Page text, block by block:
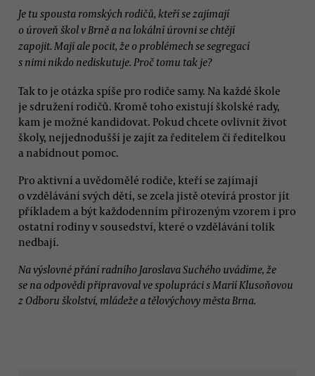
Je tu spousta romských rodičů, kteří se zajímají
o úroveň škol v Brně a na lokální úrovni se chtějí
zapojit. Mají ale pocit, že o problémech se segregací
s nimi nikdo nediskutuje. Proč tomu tak je?
Tak to je otázka spíše pro rodiče samy. Na každé škole
je sdružení rodičů. Kromě toho existují školské rady,
kam je možné kandidovat. Pokud chcete ovlivnit život
školy, nejjednodušší je zajít za ředitelem či ředitelkou
a nabídnout pomoc.
Pro aktivní a uvědomělé rodiče, kteří se zajímají
o vzdělávání svých dětí, se zcela jistě otevírá prostor jít
příkladem a být každodenním přirozeným vzorem i pro
ostatní rodiny v sousedství, které o vzdělávání tolik
nedbají.
Na výslovné přání radního Jaroslava Suchého uvádíme, že
se na odpovědi připravoval ve spolupráci s Marií Klusoňovou
z Odboru školství, mládeže a tělovýchovy města Brna.